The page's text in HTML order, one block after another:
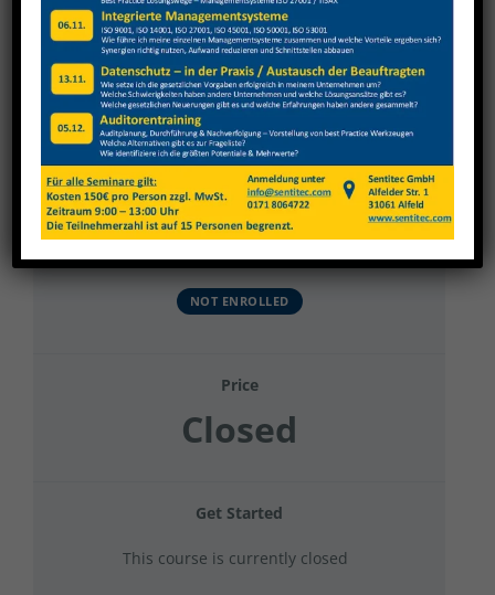
View
Larger
Image
GWF
Current Status
NOT ENROLLED
Price
Closed
Get Started
This course is currently closed